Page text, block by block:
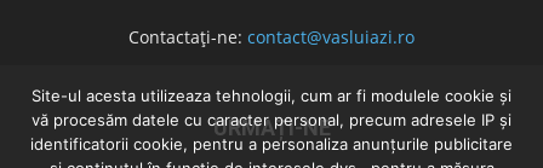
Contactați-ne: contact@vasluiazi.ro
URMAȚI-NE
Site-ul acesta utilizeaza tehnologii, cum ar fi modulele cookie și
vă procesăm datele cu caracter personal, precum adresele IP și
identificatorii cookie, pentru a personaliza anunțurile publicitare